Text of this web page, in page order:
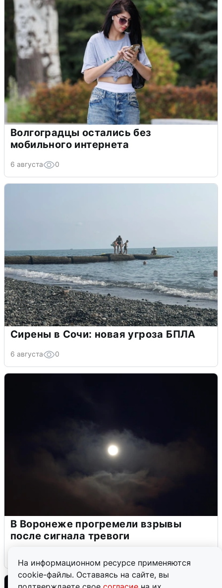
На информационном ресурсе применяются
cookie-файлы. Оставаясь на сайте, вы
Волгоградцы остались без
мобильного интернета
6 августа 0
Сирены в Сочи: новая угроза БПЛА
6 августа 0
В Воронеже прогремели взрывы
после сигнала тревоги